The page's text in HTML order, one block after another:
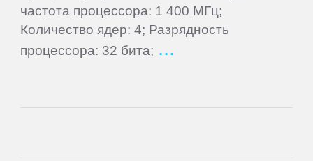
частота процессора: 1 400 МГц;
Количество ядер: 4; Разрядность
процессора: 32 бита;
Google
Haier